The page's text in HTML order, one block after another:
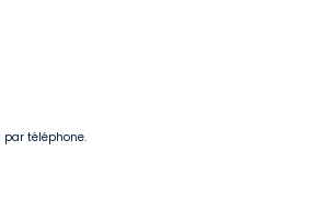
par téléphone.